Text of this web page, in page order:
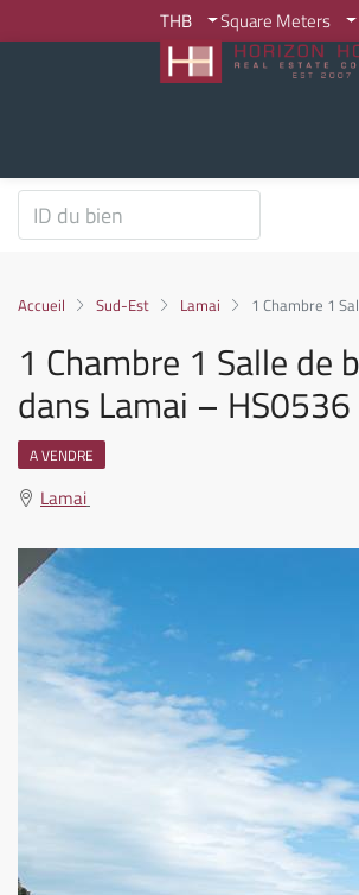
THB Square Meters
Accueil Sud-Est Lamai 1 Chambre 1
1 Chambre 1 Salle de
dans Lamai – HS0536
A VENDRE
Lamai